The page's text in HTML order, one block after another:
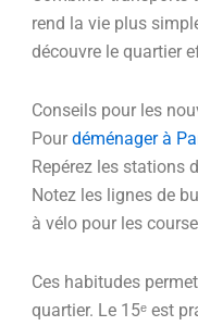
rend la vie plus
découvre le quartier
Conseils pour les
Pourdéménager à
Repérez les stations
Notez les lignes de
à vélo pour les
Ces habitudes
quartier. Le 15ᵉ est